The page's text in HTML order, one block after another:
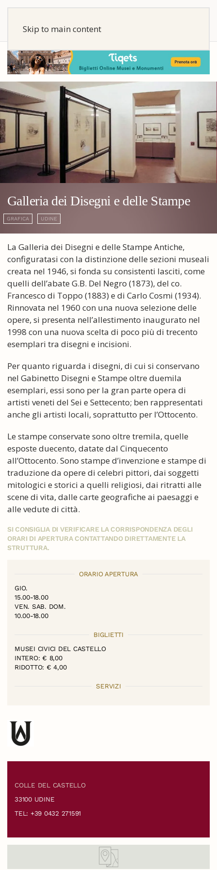
Skip to main content
Galleria dei Disegni e delle Stampe
GRAFICA UDINE
La Galleria dei Disegni e delle Stampe Antiche,
configuratasi con la distinzione delle sezioni museali
creata nel 1946, si fonda su consistenti lasciti, come
quelli dell’abate G.B. Del Negro (1873), del co.
Francesco di Toppo (1883) e di Carlo Cosmi (1934).
Rinnovata nel 1960 con una nuova selezione delle
opere, si presenta nell’allestimento inaugurato nel
1998 con una nuova scelta di poco più di trecento
esemplari tra disegni e incisioni.
Per quanto riguarda i disegni, di cui si conservano
nel Gabinetto Disegni e Stampe oltre duemila
esemplari, essi sono per la gran parte opera di
artisti veneti del Sei e Settecento; ben rappresentati
anche gli artisti locali, soprattutto per l’Ottocento.
Le stampe conservate sono oltre tremila, quelle
esposte duecento, datate dal Cinquecento
all’Ottocento. Sono stampe d’invenzione e stampe di
traduzione da opere di celebri pittori, dai soggetti
mitologici e storici a quelli religiosi, dai ritratti alle
scene di vita, dalle carte geografiche ai paesaggi e
alle vedute di città.
SI CONSIGLIA DI VERIFICARE LA CORRISPONDENZA DEGLI
ORARI DI APERTURA CONTATTANDO DIRETTAMENTE LA
STRUTTURA.
ORARIO APERTURA
GIO.
15.00-18.00
VEN. SAB. DOM.
10.00-18.00
BIGLIETTI
MUSEI CIVICI DEL CASTELLO
INTERO: € 8,00
RIDOTTO: € 4,00
SERVIZI
COLLE DEL CASTELLO
33100 UDINE
TEL: +39 0432 271591